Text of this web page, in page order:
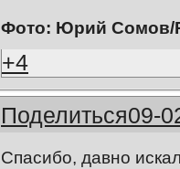
Фото: Юрий Сомов/
+4
Поделиться09-
Спасибо, давно